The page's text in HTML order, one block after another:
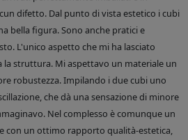
difetto. Dal punto di vista estetico i cubi
bella figura. Sono anche pratici e
L'unico aspetto che mi ha lasciato
la struttura. Mi aspettavo un materiale un
robustezza. Impilando i due cubi uno
che dà una sensazione di minore
Nel complesso è comunque un
con un ottimo rapporto qualità-estetica,